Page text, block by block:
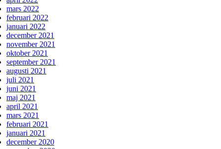
mars 2022
februari 2022
januari 2022
december 2021
november 2021
oktober 2021
september 2021
augusti 2021
juli 2021
juni 2021
maj 2021
april 2021
mars 2021
februari 2021
januari 2021
december 2020